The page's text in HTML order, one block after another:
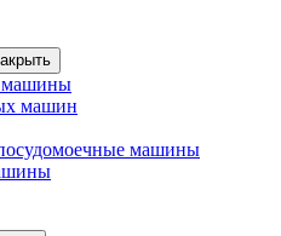
машины
машин
машины